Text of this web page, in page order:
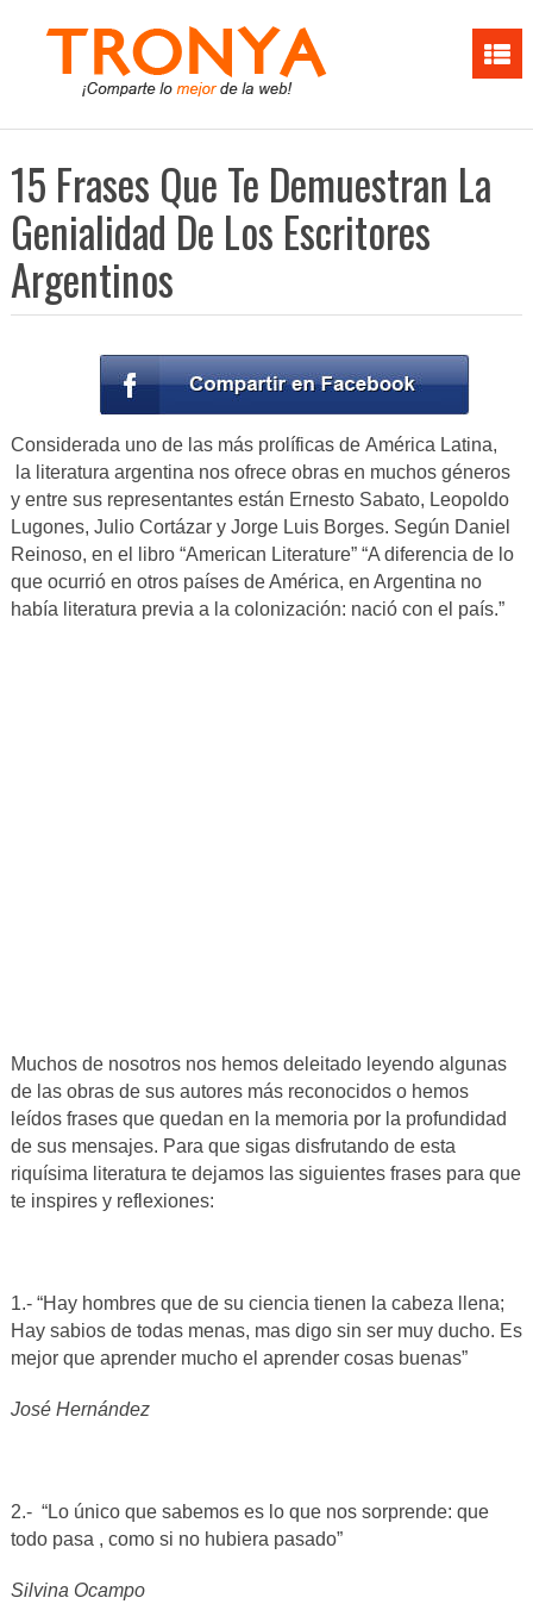
15 Frases Que Te Demuestran La
Genialidad De Los Escritores
Argentinos
Considerada uno de las más prolíficas de América Latina,
la literatura argentina nos ofrece obras en muchos géneros
y entre sus representantes están Ernesto Sabato, Leopoldo
Lugones, Julio Cortázar y Jorge Luis Borges. Según Daniel
Reinoso, en el libro “American Literature” “A diferencia de lo
que ocurrió en otros países de América, en Argentina no
había literatura previa a la colonización: nació con el país.”
Muchos de nosotros nos hemos deleitado leyendo algunas
de las obras de sus autores más reconocidos o hemos
leídos frases que quedan en la memoria por la profundidad
de sus mensajes. Para que sigas disfrutando de esta
riquísima literatura te dejamos las siguientes frases para que
te inspires y reflexiones:
1.- “Hay hombres que de su ciencia tienen la cabeza llena;
Hay sabios de todas menas, mas digo sin ser muy ducho. Es
mejor que aprender mucho el aprender cosas buenas”
José Hernández
2.- “Lo único que sabemos es lo que nos sorprende: que
todo pasa , como si no hubiera pasado”
Silvina Ocampo